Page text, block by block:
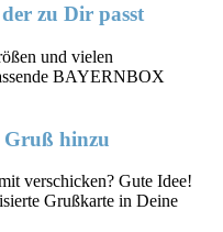
zu Dir passt
und vielen
BAYERNBOX
Gruß hinzu
verschicken? Gute Idee!
Grußkarte in Deine